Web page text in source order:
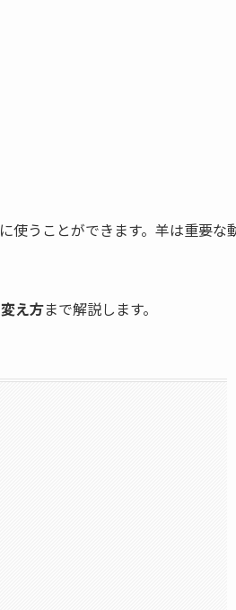
使うことができます。羊は重要な
え方まで解説します。